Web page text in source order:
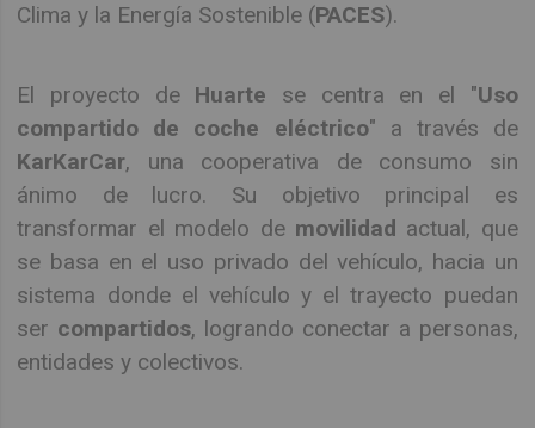
Clima y la Energía Sostenible (PACES).
El proyecto de Huarte se centra en el "Uso
compartido de coche eléctrico" a través de
KarKarCar, una cooperativa de consumo sin
ánimo de lucro. Su objetivo principal es
transformar el modelo de movilidad actual, que
se basa en el uso privado del vehículo, hacia un
sistema donde el vehículo y el trayecto puedan
ser compartidos, logrando conectar a personas,
entidades y colectivos.